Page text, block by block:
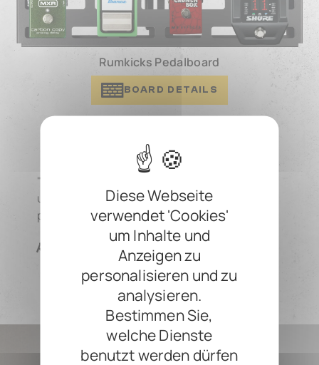
Diese Webseite
verwendet 'Cookies'
um Inhalte und
Anzeigen zu
personalisieren und zu
analysieren.
Bestimmen Sie,
welche Dienste
benutzt werden dürfen
Rumkicks Pedalboard
BOARD DETAILS
"Leicht genug, um unter allen Bedingungen
unterwegs zu sein, haltbar und stoßfest,
perfekt für eine Punkrockband!"
Rumkicks